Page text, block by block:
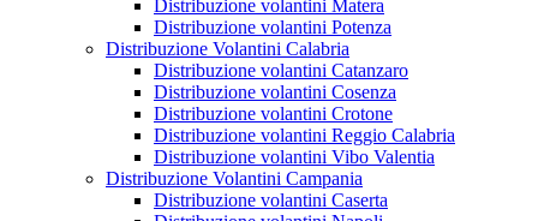
Distribuzione volantini Matera
Distribuzione volantini Potenza
Distribuzione Volantini Calabria
Distribuzione volantini Catanzaro
Distribuzione volantini Cosenza
Distribuzione volantini Crotone
Distribuzione volantini Reggio Calabria
Distribuzione volantini Vibo Valentia
Distribuzione Volantini Campania
Distribuzione volantini Caserta